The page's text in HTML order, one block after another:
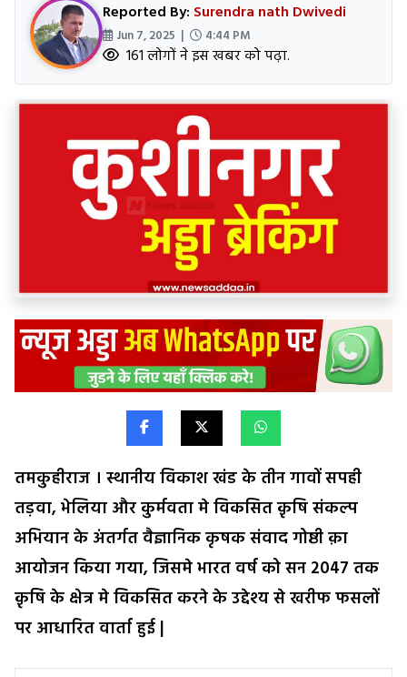
Reported By: Surendra nath Dwivedi
Jun 7, 2025 | 4:44 PM
161 लोगों ने इस खबर को पढ़ा.
तमकुहीराज । स्थानीय विकाश खंड के तीन गावों सपही
तड़वा, भेलिया और कुर्मवता मे विकसित क़ृषि संकल्प
अभियान के अंतर्गत वैज्ञानिक कृषक संवाद गोष्ठी क़ा
आयोजन किया गया, जिसमे भारत वर्ष को सन 2047 तक
क़ृषि के क्षेत्र मे विकसित करने के उद्देश्य से खरीफ फसलों
पर आधारित वार्ता हुई |